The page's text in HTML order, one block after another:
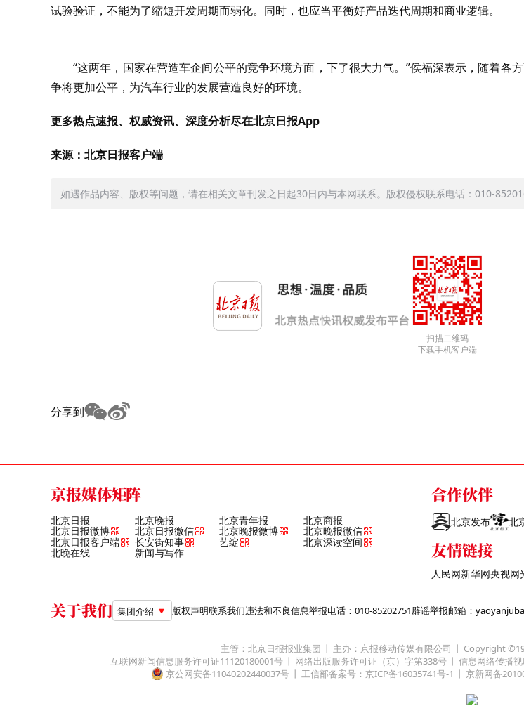
试验验证，不能为了缩短开发周期而弱化。同时，也应当平衡好产品迭代周期和商业逻辑。
“这两年，国家在营造车企间公平的竞争环境方面，下了很大力气。”侯福深表示，随着各
争将更加公平，为汽车行业的发展营造良好的环境。
更多热点速报、权威资讯、深度分析尽在北京日报App
来源：北京日报客户端
如遇作品内容、版权等问题，请在相关文章刊发之日起30日内与本网联系。版权侵权联系电话：010-
扫描二维码
下载手机客户端
分享到
京报媒体矩阵
北京日报 北京晚报 北京青年报 北京商报
北京日报微博 北京日报微信 北京晚报微博
北京晚报微信
北京日报客户端
长安街知事 艺绽 北京深读空间
北晚在线 新闻与写作
合作伙伴
北京发布 北
友情链接
人民网新华网央视网
关于我们 集团介绍 版权声明联系我们违法和不良信息举报电话：010-85202751辟谣举报邮箱：
主管：北京日报报业集团 主办：京报移动传媒有限公司 Copyright
互联网新闻信息服务许可证11120180001号
网络出版服务许可证（京）字第338号 信息网络传播
京公网安备11040202440037号
工信部备案号：京ICP备16035741号-1 京新网备